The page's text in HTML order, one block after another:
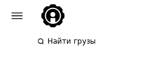
Найти грузы